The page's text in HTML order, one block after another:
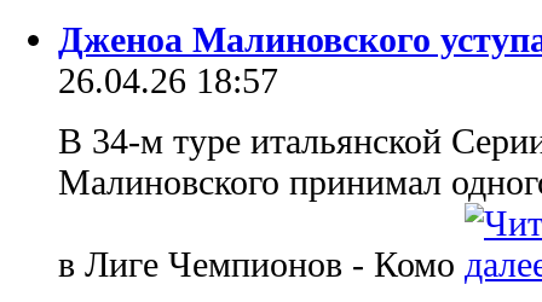
Дженоа Малиновского
26.04.26 18:57
В 34-м туре итальянской
Малиновского принимал
в Лиге Чемпионов - Комо